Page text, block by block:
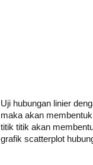
Uji hubungan linier
maka akan
titik titik akan
grafik scatterplot